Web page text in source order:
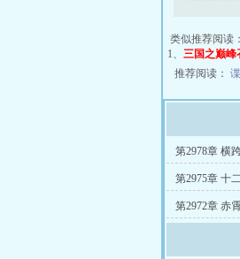
类似推荐阅读：
1、 三国之巅峰
推荐阅读：
第2978章 横
第2975章 十
第2972章 赤